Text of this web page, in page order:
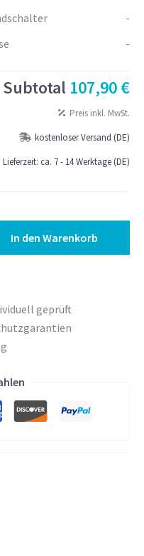
-
-
Subtotal 107,90 €
Preis inkl. MwSt.
kostenloser Versand (DE)
Lieferzeit: ca. 7 - 14 Werktage (DE)
In den Warenkorb
geprüft